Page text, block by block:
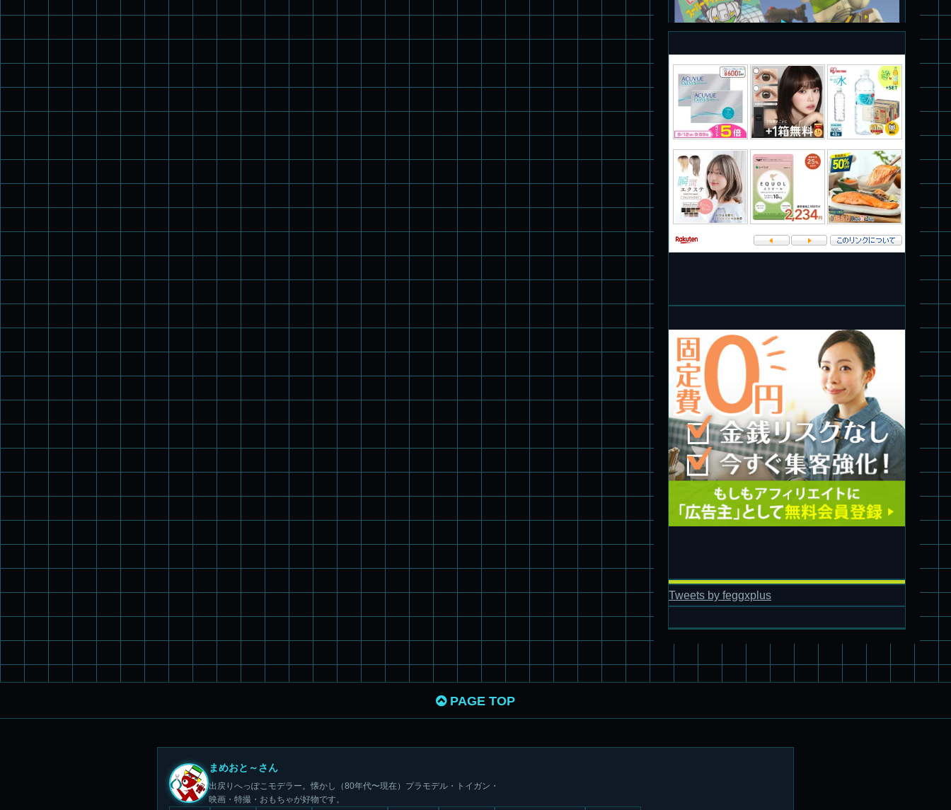
旧キット製作★本家SDマクロス バルキリーVF-1S
パチ組塗装★PLAMAX 1/72 バトロイド・バルキリー VF-1S ロ
イ・フォッカー スペシャル
パチ組★WAVE 1/35 マーシィドッグ & ストライクドッグ
スコープドッグ サンサ戦 リーマン少佐機
Tweets by feggxplus
PAGE TOP
まめおと～さん
出戻りへっぽこモデラー。懐かし（80年代〜現在）プラモデル・トイガン・
映画・特撮・おもちゃが好物です。